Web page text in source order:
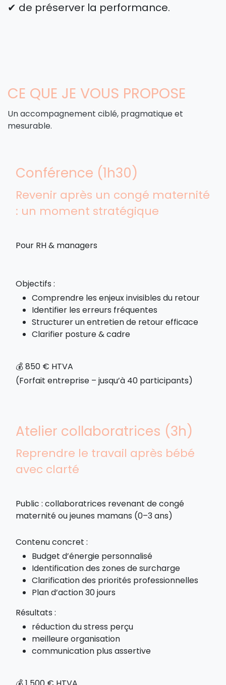
✔ de préserver la performance.
CE QUE JE VOUS PROPOSE
Un accompagnement ciblé, pragmatique et
mesurable.
Conférence (1h30)
Revenir après un congé maternité
: un moment stratégique
Pour RH & managers
Objectifs :
Comprendre les enjeux invisibles du retour
Identifier les erreurs fréquentes
Structurer un entretien de retour efficace
Clarifier posture & cadre
💰 850 € HTVA
(Forfait entreprise – jusqu’à 40 participants)
Atelier collaboratrices (3h)
Reprendre le travail après bébé
avec clarté
Public : collaboratrices revenant de congé
maternité ou jeunes mamans (0–3 ans)
Contenu concret :
Budget d’énergie personnalisé
Identification des zones de surcharge
Clarification des priorités professionnelles
Plan d’action 30 jours
Résultats :
réduction du stress perçu
meilleure organisation
communication plus assertive